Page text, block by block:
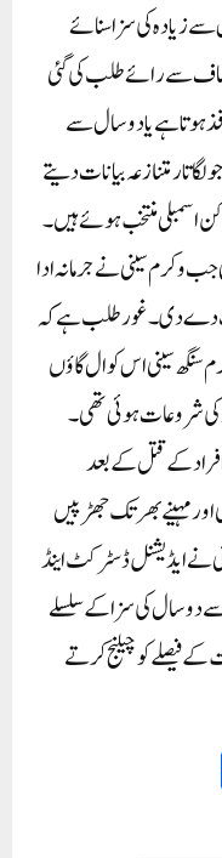
سے زیادہ کی سزا سنائے
سے رائے طلب کی گئی
ہوتا ہے یا دو سال سے
لگاتار متنازعہ بیانات دیتے
اسمبلی منتخب ہوئے ہیں۔
وکرم سینی نے جرمانہ ادا
دے دی۔غورطلب ہے کہ
سینی اس کوال گاؤں
شروعات ہوئی تھی۔
کے قتل کے بعد
مہینے بھر تک جھڑپیں
نے ایڈیشنل ڈسٹرکٹ اینڈ
دو سال کی سزا کے سلسلے
فیصلے کو چیلنج کرتے